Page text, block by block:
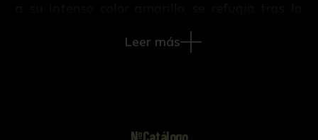
colores: verdes, amarillos, naranjas rojos e
jugando con el contraste, presente en el uso
Leer más
NºCatálogo